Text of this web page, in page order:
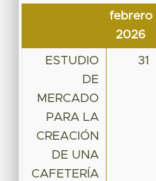
febrero
2026
ESTUDIO
DE
MERCADO
PARA LA
CREACIÓN
DE UNA
CAFETERÍA
31